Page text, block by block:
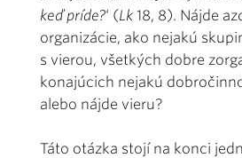
keď príde?‘ (Lk 18, 8). Nájde
organizácie, ako nejakú
s vierou, všetkých dobre
konajúcich nejakú
alebo nájde vieru?
Táto otázka stojí na konci